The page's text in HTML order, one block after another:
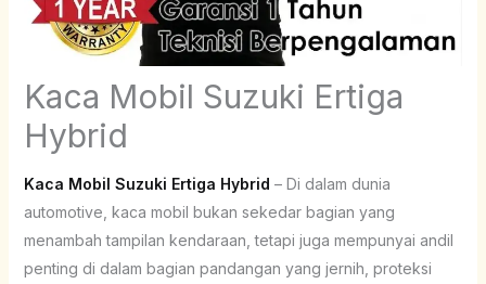
Kaca Mobil Suzuki Ertiga
Hybrid
Kaca Mobil Suzuki Ertiga Hybrid – Di dalam dunia
automotive, kaca mobil bukan sekedar bagian yang
menambah tampilan kendaraan, tetapi juga mempunyai andil
penting di dalam bagian pandangan yang jernih, proteksi